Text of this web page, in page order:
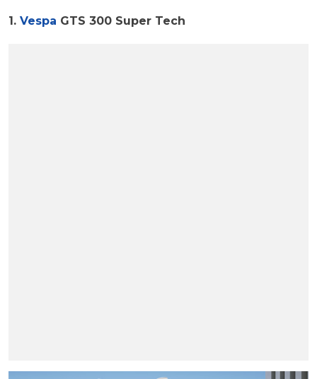
1. Vespa GTS 300 Super Tech